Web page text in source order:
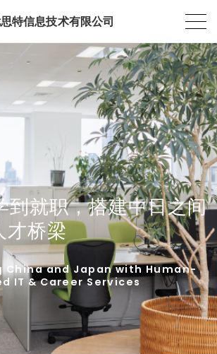
特信息技术有限公司
到就职，搭建中日之间
才桥梁
China and Japan with Human-
IT & Career Services